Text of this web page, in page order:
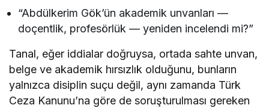
“Abdülkerim Gök’ün akademik unvanları —
doçentlik, profesörlük — yeniden incelendi mi?”
Tanal, eğer iddialar doğruysa, ortada sahte unvan,
belge ve akademik hırsızlık olduğunu, bunların
yalnızca disiplin suçu değil, aynı zamanda Türk
Ceza Kanunu’na göre de soruşturulması gereken